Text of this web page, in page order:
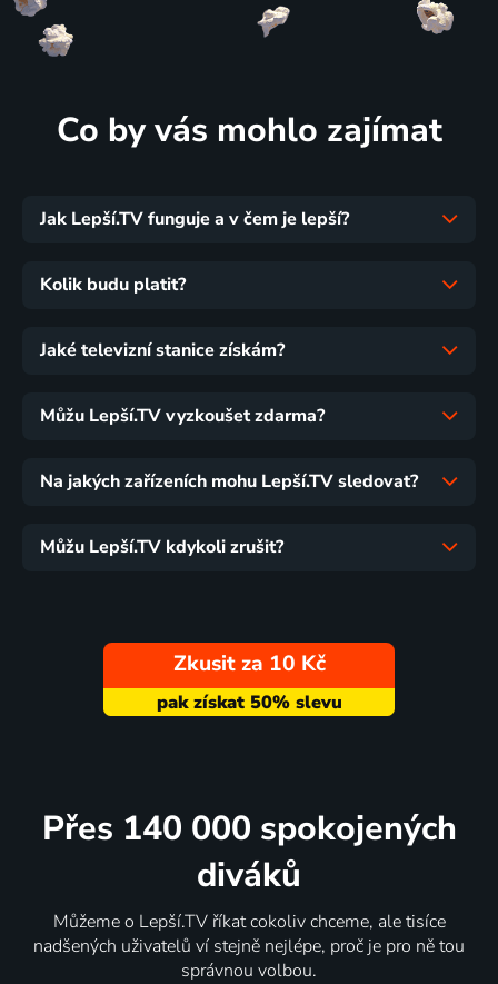
Co by vás mohlo zajímat
Jak Lepší.TV funguje a v čem je lepší?
Kolik budu platit?
Jaké televizní stanice získám?
Můžu Lepší.TV vyzkoušet zdarma?
Na jakých zařízeních mohu Lepší.TV sledovat?
Můžu Lepší.TV kdykoli zrušit?
Zkusit za 10 Kč
Přes 140 000 spokojených
diváků
Můžeme o Lepší.TV říkat cokoliv chceme, ale tisíce
nadšených uživatelů ví stejně nejlépe, proč je pro ně tou
správnou volbou.